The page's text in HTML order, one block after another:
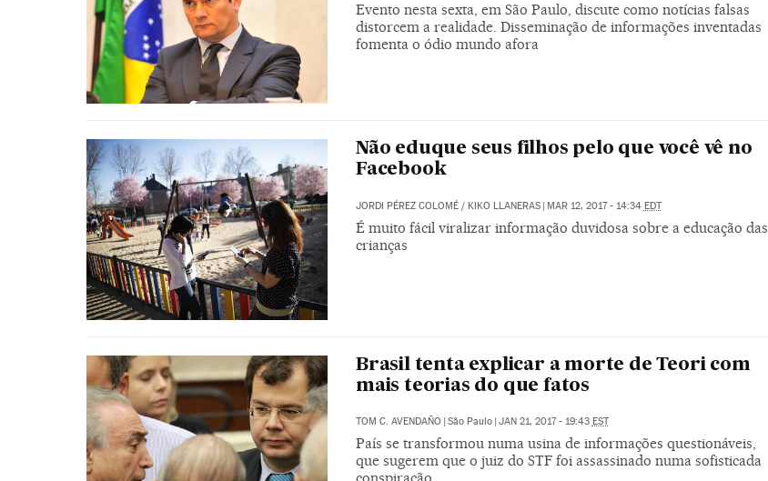
Evento nesta sexta, em São Paulo, discute como notícias falsas
distorcem a realidade. Disseminação de informações inventadas
fomenta o ódio mundo afora
Não eduque seus filhos pelo que você vê no
Facebook
JORDI PÉREZ COLOMÉ/ KIKO LLANERAS | MAR 12, 2017 - 14:34 EDT
É muito fácil viralizar informação duvidosa sobre a educação das
crianças
Brasil tenta explicar a morte de Teori com
mais teorias do que fatos
TOM C. AVENDAÑO São Paulo JAN 21, 2017 - 19:43 EST
País se transformou numa usina de informações questionáveis,
que sugerem que o juiz do STF foi assassinado numa sofisticada